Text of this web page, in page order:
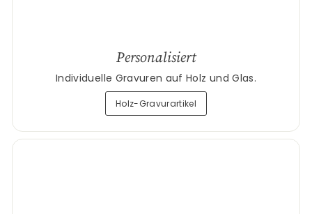
Personalisiert
Individuelle Gravuren auf Holz und Glas.
Holz-Gravurartikel